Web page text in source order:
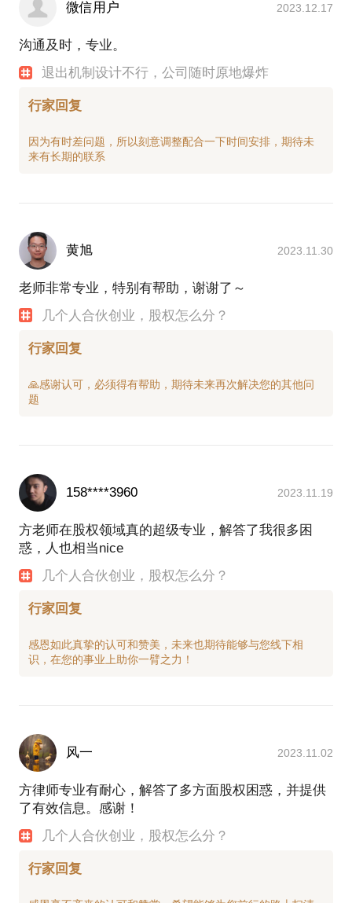
微信用户 2023.12.17
沟通及时，专业。
退出机制设计不行，公司随时原地爆炸
行家回复
因为有时差问题，所以刻意调整配合一下时间安排，期待未
黄旭 2023.11.30
老师非常专业，特别有帮助，谢谢了～
几个人合伙创业，股权怎么分？
行家回复
🙏感谢认可，必须得有帮助，期待未来再次解决您的其他问
158****3960 2023.11.19
方老师在股权领域真的超级专业，解答了我很多困
惑，人也相当nice
几个人合伙创业，股权怎么分？
行家回复
感恩如此真挚的认可和赞美，未来也期待能够与您线下相
风一 2023.11.02
方律师专业有耐心，解答了多方面股权困惑，并提供
了有效信息。感谢！
几个人合伙创业，股权怎么分？
行家回复